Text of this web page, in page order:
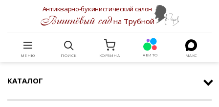
Антикварно-букинистический салон
Вишнёвый садна Трубной
МЕНЮ ПОИСК КОРЗИНА АВИТО МАКС
КАТАЛОГ